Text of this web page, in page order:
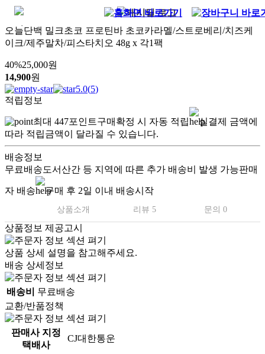
오늘단백 밀크초코 프로틴바 초코카라멜/스트로베리/치즈케
이크/제주말차/피스타치오 48g x 각1팩
40%25,000원
14,900원
5.0(5)
적립정보
최대 447포인트구매확정 시 자동 적립
실결제 금액에
따라 적립금액이 달라질 수 있습니다.
배송정보
무료배송도서산간 등 지역에 따른 추가 배송비 발생 가능판매
자 배송 구매 후 2일 이내 배송시작
상품소개 리뷰 5 문의 0
상품정보 제공고시
상품 상세 설명을 참고해주세요.
배송 상세정보
배송비
무료배송
교환/반품정책
판매사 지정
택배사
CJ대한통운